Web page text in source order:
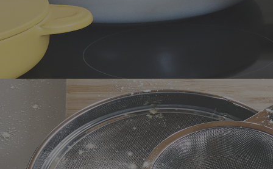
Utensilios de cocina de
cerámica